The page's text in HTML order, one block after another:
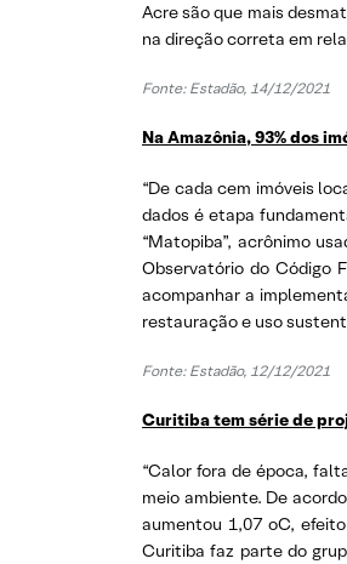
Acre são que mais
na direção correta em
Fonte: Estadão, 14/12/2021
Na Amazônia, 93% dos
“De cada cem imóveis
dados é etapa
“Matopiba”, acrônimo
Observatório do Código
acompanhar a
restauração e uso
Fonte: Estadão, 12/12/2021
Curitiba tem série de
“Calor fora de época,
meio ambiente. De
aumentou 1,07 oC,
Curitiba faz parte do